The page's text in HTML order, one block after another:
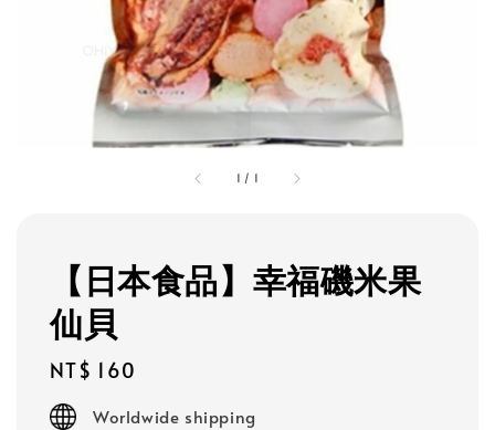
1 / 1
【日本食品】幸福磯米果
仙貝
Regular
price
NT$ 160
Worldwide shipping